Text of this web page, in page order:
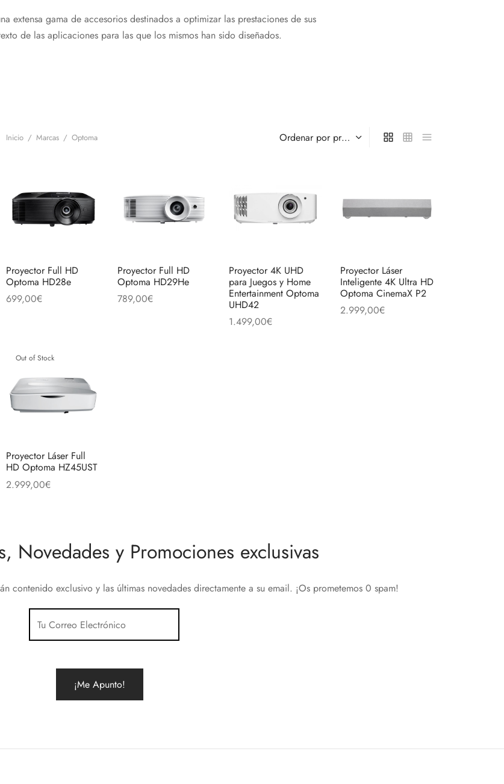
extensa gama de accesorios destinados a optimizar las prestaciones de sus
de las aplicaciones para las que los mismos han sido diseñados.
Inicio / Marcas / Optoma
Proyector Full HD
Optoma HD28e
699,00€
Proyector Full HD
Optoma HD29He
789,00€
Proyector 4K UHD
para Juegos y Home
Entertainment Optoma
UHD42
1.499,00€
Proyector Láser
Inteligente 4K Ultra HD
Optoma CinemaX P2
2.999,00€
Out of Stock
Proyector Láser Full
HD Optoma HZ45UST
2.999,00€
Novedades y Promociones exclusivas
contenido exclusivo y las últimas novedades directamente a su email. ¡Os prometemos 0 spam!